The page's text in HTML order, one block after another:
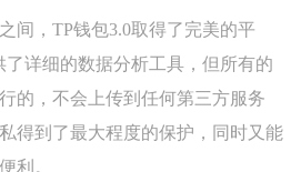
间，TP钱包3.0取得了完美的平
了详细的数据分析工具，但所有的
的，不会上传到任何第三方服务
得到了最大程度的保护，同时又能
利。